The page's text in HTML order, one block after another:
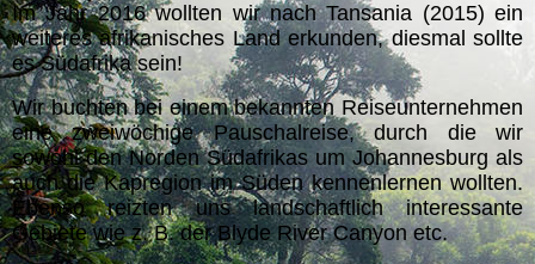
Im Jahr 2016 wollten wir nach Tansania (2015) ein
weiteres afrikanisches Land erkunden, diesmal sollte
es Südafrika sein!
Wir buchten bei einem bekannten Reiseunternehmen
eine zweiwöchige Pauschalreise, durch die wir
sowohl den Norden Südafrikas um Johannesburg als
auch die Kapregion im Süden kennenlernen wollten.
Ebenso reizten uns landschaftlich interessante
Gebiete wie z. B. der Blyde River Canyon etc.